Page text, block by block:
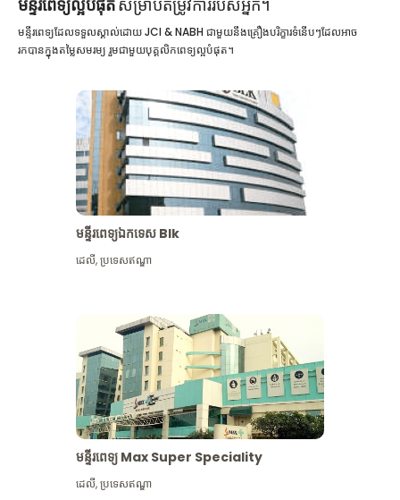
មន្ទីរពេទ្យល្អបំផុតសម្រាប់តម្រូវការរបស់អ្នក។
មន្ទីរពេទ្យដែលទទួលស្គាល់ដោយ JCI & NABH ជាមួយនឹងគ្រឿងបរិក្ខារទំនើបៗដែលអាច
រកបានក្នុងតម្លៃសមរម្យ រួមជាមួយបុគ្គលិកពេទ្យល្អបំផុត។
មន្ទីរពេទ្យឯកទេស Blk
ដេលី,ប្រទេសឥណ្ឌា
មន្ទីរពេទ្យ Max Super Speciality
ដេលី,ប្រទេសឥណ្ឌា